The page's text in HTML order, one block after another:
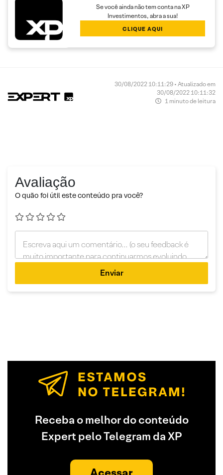
Se você ainda não tem conta na XP
Investimentos, abra a sua!
CLIQUE AQUI
30/08/2022 10:11:29 • Atualizado em
30/08/2022 10:11:32
1 minuto de leitura
Avaliação
O quão foi útil este conteúdo pra você?
Enviar
Receba o melhor do conteúdo
Expert pelo Telegram da XP